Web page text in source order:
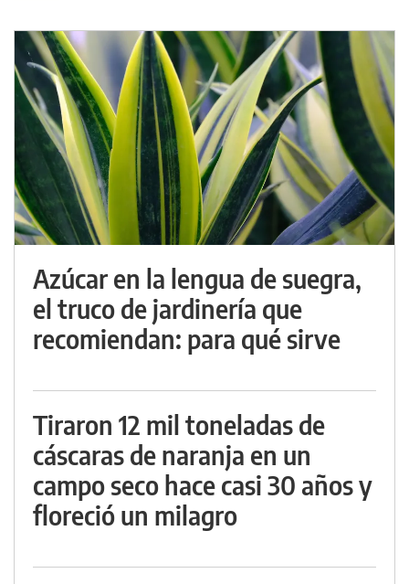
Azúcar en la lengua de suegra,
el truco de jardinería que
recomiendan: para qué sirve
Tiraron 12 mil toneladas de
cáscaras de naranja en un
campo seco hace casi 30 años y
floreció un milagro